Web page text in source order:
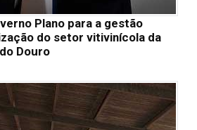
Plano para a gestão
do setor vitivinícola da
Douro